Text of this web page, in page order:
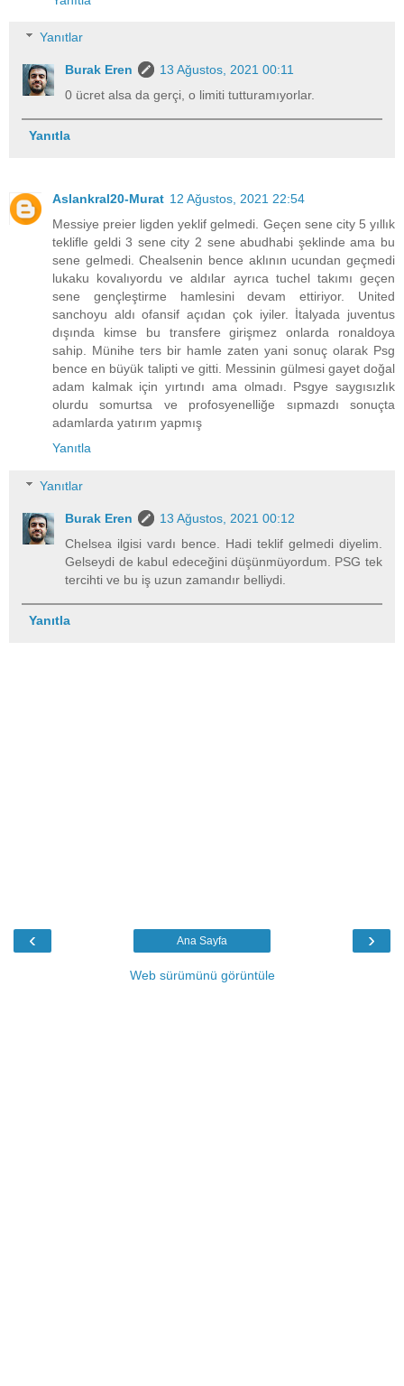
Yanıtlar
Burak Eren
13 Ağustos, 2021 00:11
0 ücret alsa da gerçi, o limiti tutturamıyorlar.
Yanıtla
Aslankral20-Murat 12 Ağustos, 2021 22:54
Messiye preier ligden yeklif gelmedi. Geçen sene city 5 yıllık
teklifle geldi 3 sene city 2 sene abudhabi şeklinde ama bu
sene gelmedi. Chealsenin bence aklının ucundan geçmedi
lukaku kovalıyordu ve aldılar ayrıca tuchel takımı geçen
sene gençleştirme hamlesini devam ettiriyor. United
sanchoyu aldı ofansif açıdan çok iyiler. İtalyada juventus
dışında kimse bu transfere girişmez onlarda ronaldoya
sahip. Münihe ters bir hamle zaten yani sonuç olarak Psg
bence en büyük talipti ve gitti. Messinin gülmesi gayet doğal
adam kalmak için yırtındı ama olmadı. Psgye saygısızlık
olurdu somurtsa ve profosyenelliğe sıpmazdı sonuçta
adamlarda yatırım yapmış
Yanıtla
Yanıtlar
Burak Eren
13 Ağustos, 2021 00:12
Chelsea ilgisi vardı bence. Hadi teklif gelmedi diyelim.
Gelseydi de kabul edeceğini düşünmüyordum. PSG tek
tercihti ve bu iş uzun zamandır belliydi.
Yanıtla
‹ ›
Ana Sayfa
Web sürümünü görüntüle